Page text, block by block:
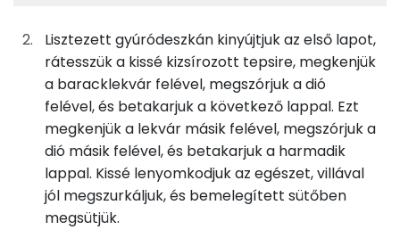
3gtojássárgája
11 kcal
3gfriss élesztő
3 kcal
10gporcukor
39 kcal
0g
0 kcal
17gtej
Magnézium
Kálcium
Nátrium
Szelén
TOP vitaminok
Kolin:
Lisztezett gyúródeszkán kinyújtjuk az első lapot,
rátesszük a kissé kizsírozott tepsire, megkenjük
a baracklekvár felével, megszórjuk a dió
felével, és betakarjuk a következő lappal. Ezt
megkenjük a lekvár másik felével, megszórjuk a
dió másik felével, és betakarjuk a harmadik
lappal. Kissé lenyomkodjuk az egészet, villával
jól megszurkáljuk, és bemelegített sütőben
megsütjük.